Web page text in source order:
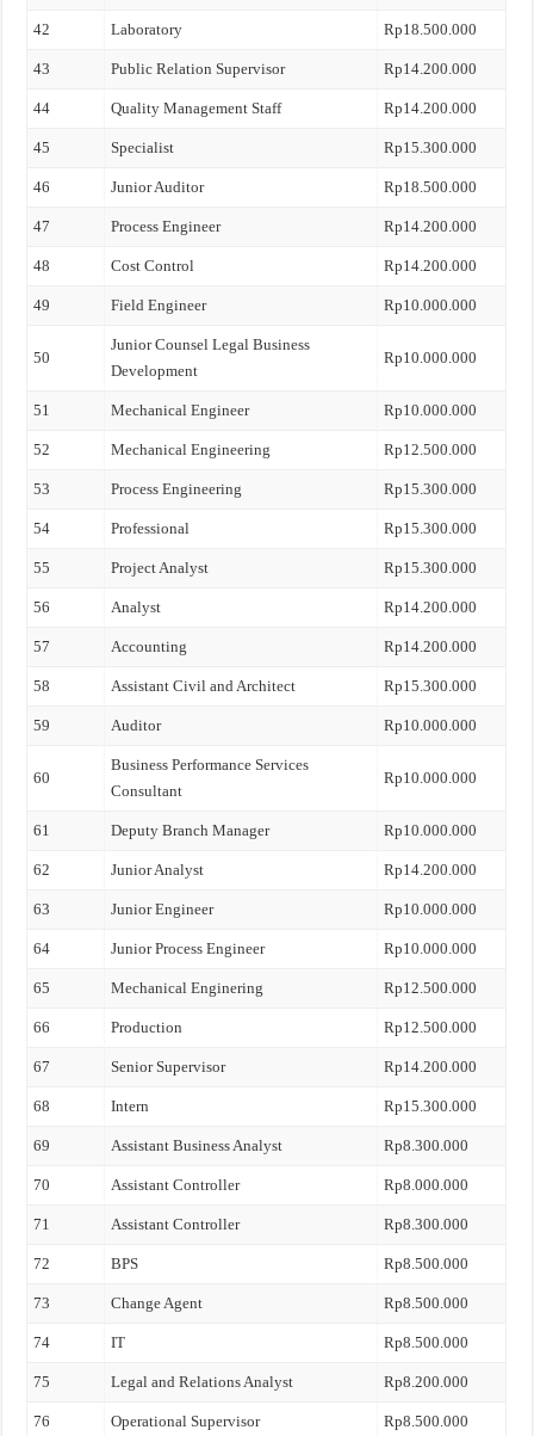
42 Laboratory Rp18.500.000
43 Public Relation Supervisor Rp14.200.000
44 Quality Management Staff Rp14.200.000
45 Specialist Rp15.300.000
46 Junior Auditor Rp18.500.000
47 Process Engineer Rp14.200.000
48 Cost Control Rp14.200.000
49 Field Engineer Rp10.000.000
50
Junior Counsel Legal Business
Development
Rp10.000.000
51 Mechanical Engineer Rp10.000.000
52 Mechanical Engineering Rp12.500.000
53 Process Engineering Rp15.300.000
54 Professional Rp15.300.000
55 Project Analyst Rp15.300.000
56 Analyst Rp14.200.000
57 Accounting Rp14.200.000
58 Assistant Civil and Architect Rp15.300.000
59 Auditor Rp10.000.000
60
Business Performance Services
Consultant
Rp10.000.000
61 Deputy Branch Manager Rp10.000.000
62 Junior Analyst Rp14.200.000
63 Junior Engineer Rp10.000.000
64 Junior Process Engineer Rp10.000.000
65 Mechanical Enginering Rp12.500.000
66 Production Rp12.500.000
67 Senior Supervisor Rp14.200.000
68 Intern Rp15.300.000
69 Assistant Business Analyst Rp8.300.000
70 Assistant Controller Rp8.000.000
71 Assistant Controller Rp8.300.000
72 BPS Rp8.500.000
73 Change Agent Rp8.500.000
74 IT Rp8.500.000
75 Legal and Relations Analyst Rp8.200.000
76 Operational Supervisor Rp8.500.000